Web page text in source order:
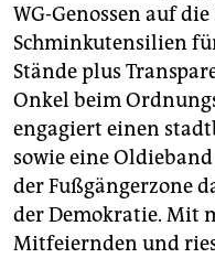
WG-Genossen auf
Schminkutensilien
Stände plus
Onkel beim
engagiert einen
sowie eine
der Fußgängerzone
der Demokratie. Mit
Mitfeiernden und